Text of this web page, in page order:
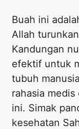
Buah ini
Allah
Kandungan
efektif untuk
tubuh
rahasia
ini. Simak
kesehatan